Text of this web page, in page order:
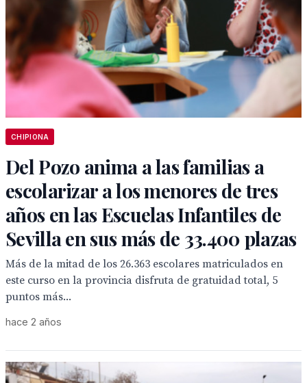
CHIPIONA
Del Pozo anima a las familias a
escolarizar a los menores de tres
años en las Escuelas Infantiles de
Sevilla en sus más de 33.400 plazas
Más de la mitad de los 26.363 escolares matriculados en
este curso en la provincia disfruta de gratuidad total, 5
puntos más...
hace 2 años